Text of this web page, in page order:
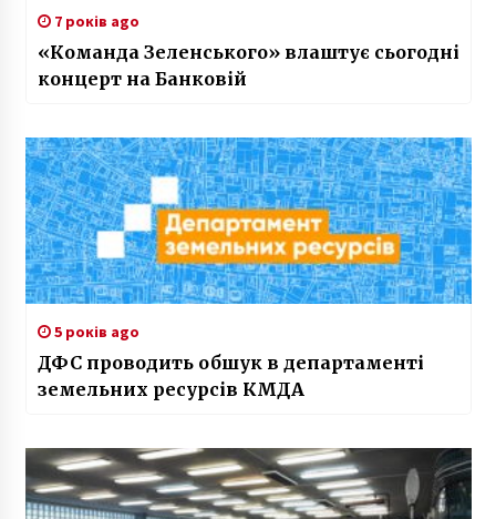
7 років ago
«Команда Зеленського» влаштує сьогодні
концерт на Банковій
5 років ago
ДФС проводить обшук в департаменті
земельних ресурсів КМДА